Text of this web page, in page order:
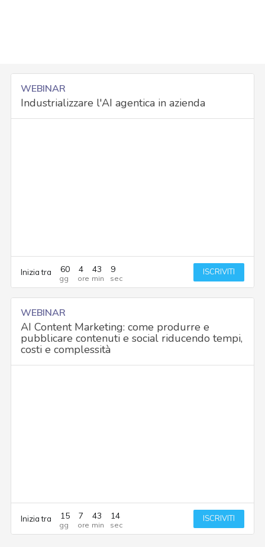
WEBINAR
Industrializzare l'AI agentica in azienda
Inizia tra 60 4 43 8 ISCRIVITI
WEBINAR
AI Content Marketing: come produrre e
pubblicare contenuti e social riducendo tempi,
costi e complessità
Inizia tra 15 7 43 14 ISCRIVITI